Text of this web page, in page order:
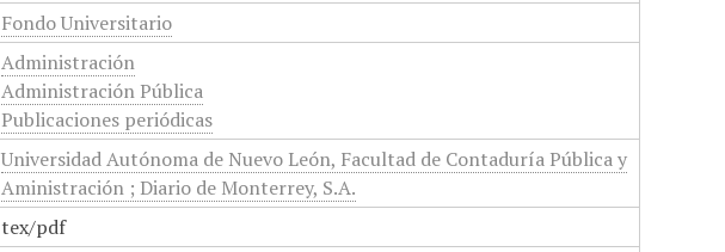
Fondo Universitario
Administración
Administración Pública
Publicaciones periódicas
Universidad Autónoma de Nuevo León, Facultad de Contaduría Pública y
Aministración ; Diario de Monterrey, S.A.
tex/pdf